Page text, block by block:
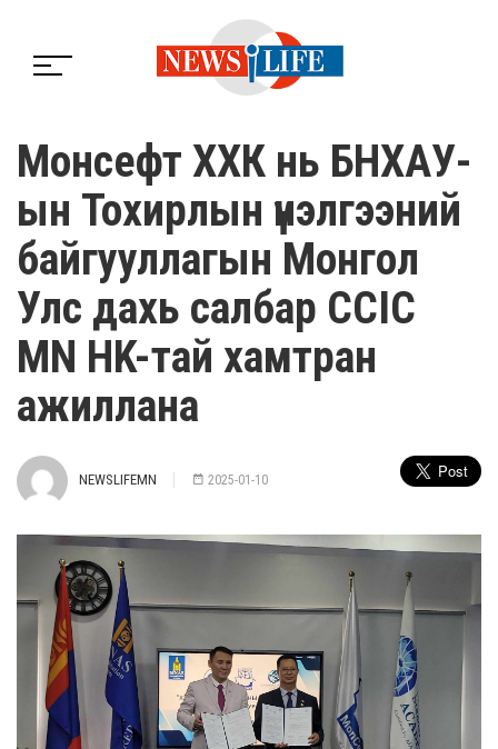
Монсефт ХХК нь БНХАУ-
ын Тохирлын үнэлгээний
байгууллагын Монгол
Улс дахь салбар CCIC
MN HK-тай хамтран
ажиллана
NEWSLIFEMN 2025-01-10